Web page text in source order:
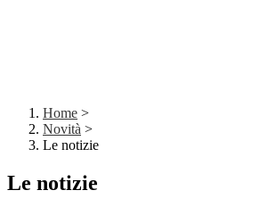
Home >
Novità >
Le notizie
Le notizie